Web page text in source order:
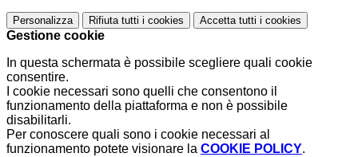
Personalizza Rifiuta tutti i cookies Accetta tutti i cookies
Gestione cookie
In questa schermata è possibile scegliere quali cookie
consentire.
I cookie necessari sono quelli che consentono il
funzionamento della piattaforma e non è possibile
disabilitarli.
Per conoscere quali sono i cookie necessari al
funzionamento potete visionare la COOKIE POLICY.